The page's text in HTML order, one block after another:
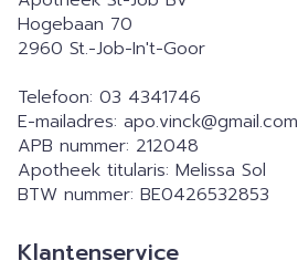
Hogebaan 70
2960 St.-Job-In't-Goor
Telefoon: 03 4341746
E-mailadres: apo.vinck@gmail.com
APB nummer: 212048
Apotheek titularis: Melissa Sol
BTW nummer: BE0426532853
Klantenservice